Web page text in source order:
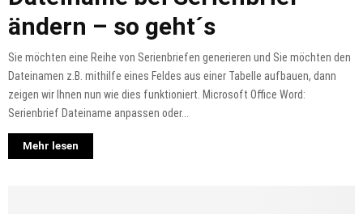
ändern – so geht´s
Sie möchten eine Reihe von Serienbriefen generieren und Sie möchten den
Dateinamen z.B. mithilfe eines Feldes aus einer Tabelle aufbauen, dann
zeigen wir Ihnen nun wie dies funktioniert. Microsoft Office Word:
Serienbrief Dateiname anpassen oder...
Mehr lesen